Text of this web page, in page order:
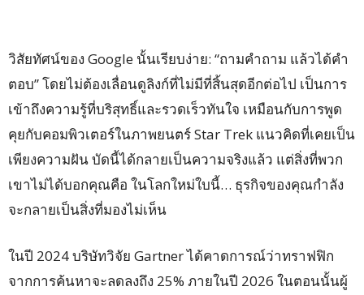
วิสัยทัศน์ของ Google นั้นเรียบง่าย: “ถามคำถาม แล้วได้คำ
ตอบ” โดยไม่ต้องเลื่อนดูลิงก์ที่ไม่มีที่สิ้นสุดอีกต่อไป เป็นการ
เข้าถึงความรู้ที่บริสุทธิ์และรวดเร็วทันใจ เหมือนกับการพูด
คุยกับคอมพิวเตอร์ในภาพยนตร์ Star Trek แนวคิดที่เคยเป็น
เพียงความฝัน บัดนี้ได้กลายเป็นความจริงแล้ว แต่สิ่งที่พวก
เขาไม่ได้บอกคุณคือ ในโลกใหม่ใบนี้… ธุรกิจของคุณกำลัง
จะกลายเป็นสิ่งที่มองไม่เห็น
ในปี 2024 บริษัทวิจัย Gartner ได้คาดการณ์ว่าทราฟฟิก
จากการค้นหาจะลดลงถึง 25% ภายในปี 2026 ในตอนนั้นผู้